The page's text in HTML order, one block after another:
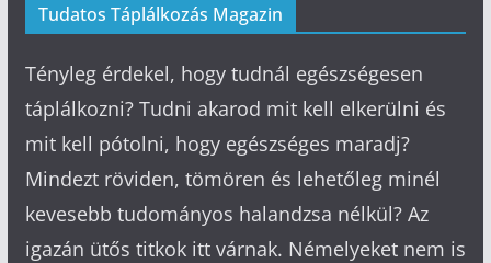
Tudatos Táplálkozás Magazin
Tényleg érdekel, hogy tudnál egészségesen
táplálkozni? Tudni akarod mit kell elkerülni és
mit kell pótolni, hogy egészséges maradj?
Mindezt röviden, tömören és lehetőleg minél
kevesebb tudományos halandzsa nélkül? Az
igazán ütős titkok itt várnak. Némelyeket nem is